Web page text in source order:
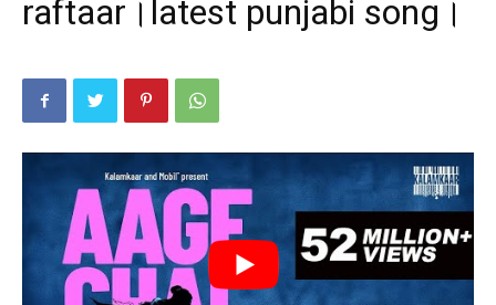
raftaar।latest punjabi song।